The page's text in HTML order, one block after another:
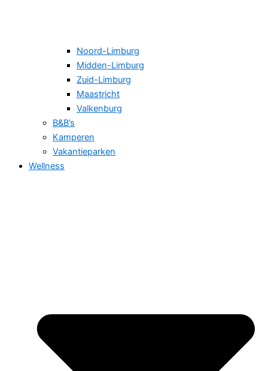
Noord-Limburg
Midden-Limburg
Zuid-Limburg
Maastricht
Valkenburg
B&B’s
Kamperen
Vakantieparken
Wellness